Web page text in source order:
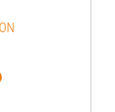
Mehr Informationen zum